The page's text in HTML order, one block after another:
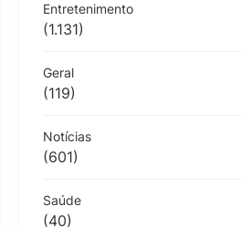
Entretenimento
(1.131)
Geral
(119)
Notícias
(601)
Saúde
(40)